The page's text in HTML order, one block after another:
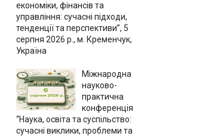
економіки, фінансів та
управління: сучасні підходи,
тенденції та перспективи”, 5
серпня 2026 р., м. Кременчук,
Україна
Міжнародна
науково-
практична
конференція
“Наука, освіта та суспільство:
сучасні виклики, проблеми та